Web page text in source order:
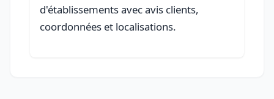
d'établissements avec avis clients,
coordonnées et localisations.